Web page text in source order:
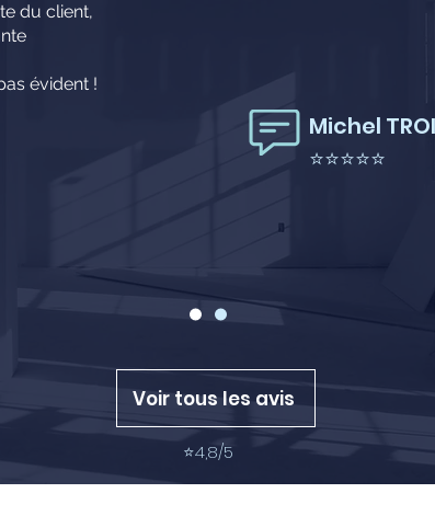
du client,
évident !
Michel
⭐⭐⭐⭐⭐
Voir tous les avis
⭐4,8/5